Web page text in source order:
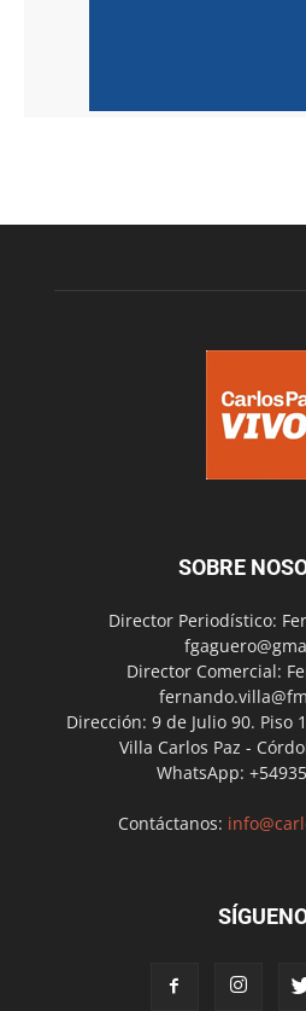
SOBRE
Director Periodístico:
Director Comercial:
Dirección: 9 de Julio 90. Piso
Villa Carlos Paz -
WhatsApp:
Contáctanos: